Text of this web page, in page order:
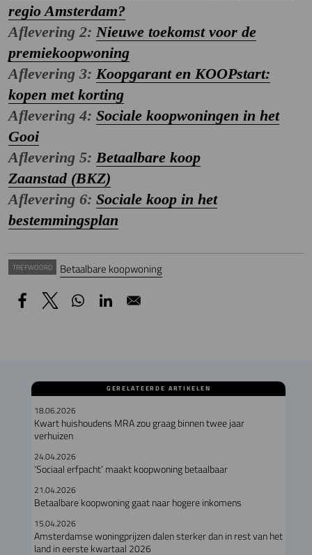
regio Amsterdam?
Aflevering 2: Nieuwe toekomst voor de
premiekoopwoning
Aflevering 3: Koopgarant en KOOPstart:
kopen met korting
Aflevering 4: Sociale koopwoningen in het
Gooi
Aflevering 5: Betaalbare koop
Zaanstad (BKZ)
Aflevering 6: Sociale koop in het
bestemmingsplan
TREFWOORD Betaalbare koopwoning
GERELATEERDE ARTIKELEN
18.06.2026
Kwart huishoudens MRA zou graag binnen twee jaar
verhuizen
24.04.2026
‘Sociaal erfpacht’ maakt koopwoning betaalbaar
21.04.2026
Betaalbare koopwoning gaat naar hogere inkomens
15.04.2026
Amsterdamse woningprijzen dalen sterker dan in rest van het
land in eerste kwartaal 2026